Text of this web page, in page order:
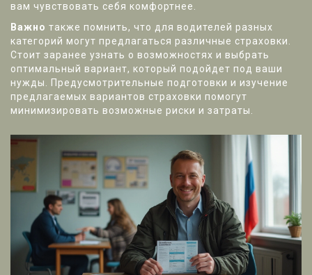
вам чувствовать себя комфортнее.
Важно также помнить, что для водителей разных
категорий могут предлагаться различные страховки.
Стоит заранее узнать о возможностях и выбрать
оптимальный вариант, который подойдет под ваши
нужды. Предусмотрительные подготовки и изучение
предлагаемых вариантов страховки помогут
минимизировать возможные риски и затраты.